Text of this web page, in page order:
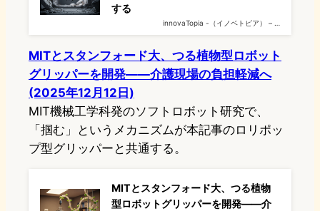
する
innovaTopia -（イノベトピア） – …
MITとスタンフォード大、つる植物型ロボット
グリッパーを開発――介護現場の負担軽減へ
(2025年12月12日)
MIT機械工学科発のソフトロボット研究で、
「掴む」というメカニズムが本記事のロリポッ
プ型グリッパーと共通する。
MITとスタンフォード大、つる植物
型ロボットグリッパーを開発――介